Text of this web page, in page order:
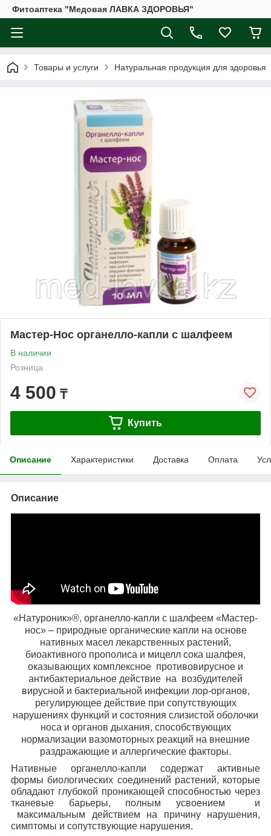
Фитоаптека "Медовая ЛАВКА ЗДОРОВЬЯ"
Товары и услуги Натуральная продукция для здоровья
Мастер-Нос органелло-капли с шалфеем
В наличии
Розница
4 500 ₸
Купить
Описание Характеристики Доставка Оплата
Описание
«Натуроник»®, органелло-капли с шалфеем «Мастер-
нос» – природные органические капли на основе
нативных масел лекарственных растений,
биоактивного прополиса и мицелл сока шалфея,
оказывающих комплексное противовирусное и
антибактериальное действие на возбудителей
вирусной и бактериальной инфекции лор-органов,
регулирующее действие при сопутствующих
нарушениях функций и состояния слизистой оболочки
носа и органов дыхания, способствующих
нормализации вазомоторных реакций на внешние
раздражающие и аллергические факторы.
Нативные органелло-капли содержат активные
формы биологических соединений растений, которые
обладают глубокой проникающей способностью через
тканевые барьеры, полным усвоением и
максимальным действием на причину нарушения,
симптомы и сопутствующие нарушения.